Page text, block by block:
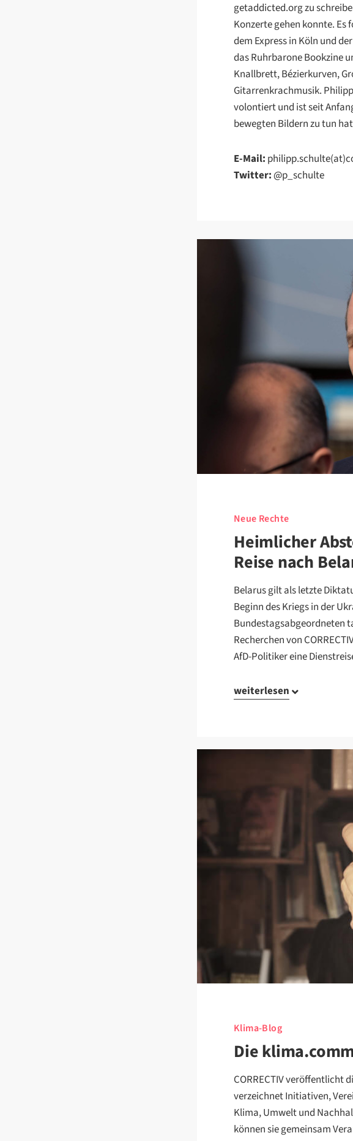
getaddicted.org zu
Konzerte gehen konnte.
dem Express in Köln und
das Ruhrbarone Bookzine
Knallbrett, Bézierkurven,
Gitarrenkrachmusik.
volontiert und ist seit
bewegten Bildern zu tun
E-Mail:
Twitter:@p_schulte
Neue Rechte
Heimlicher
Reise nach
Belarus gilt als letzte
Beginn des Kriegs in der
Bundestagsabgeordneten
Recherchen von
AfD-Politiker eine
weiterlesen
Klima-Blog
Die
CORRECTIV veröffentlicht
verzeichnet Initiativen,
Klima, Umwelt und
können sie gemeinsam